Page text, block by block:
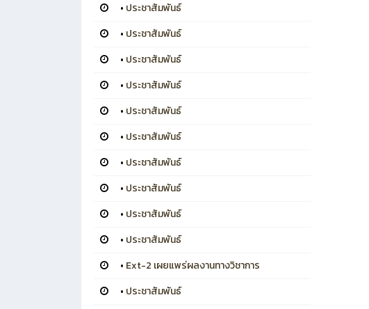
• ประชาสัมพันธ์
• ประชาสัมพันธ์
• ประชาสัมพันธ์
• ประชาสัมพันธ์
• ประชาสัมพันธ์
• ประชาสัมพันธ์
• ประชาสัมพันธ์
• ประชาสัมพันธ์
• ประชาสัมพันธ์
• ประชาสัมพันธ์
• Ext-2 เผยแพร่ผลงานทางวิชาการ
• ประชาสัมพันธ์